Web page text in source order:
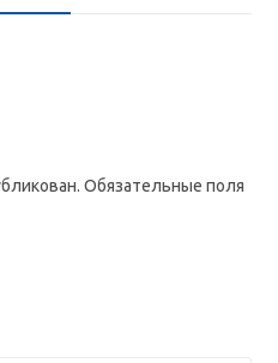
Обязательные поля